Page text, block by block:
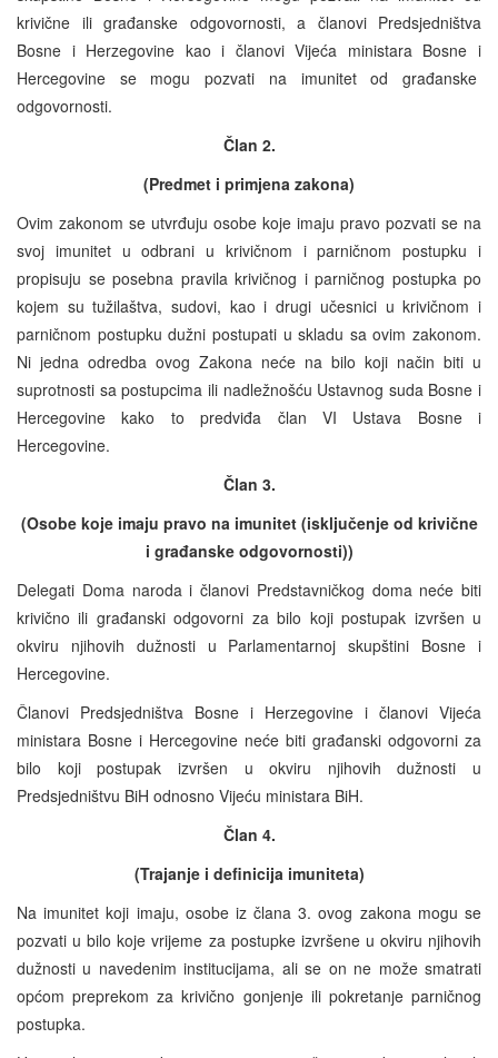
krivične ili građanske odgovornosti, a članovi Predsjedništva
Bosne i Herzegovine kao i članovi Vijeća ministara Bosne i
Hercegovine se mogu pozvati na imunitet od građanske
odgovornosti.
Član 2.
(Predmet i primjena zakona)
Ovim zakonom se utvrđuju osobe koje imaju pravo pozvati se na
svoj imunitet u odbrani u krivičnom i parničnom postupku i
propisuju se posebna pravila krivičnog i parničnog postupka po
kojem su tužilaštva, sudovi, kao i drugi učesnici u krivičnom i
parničnom postupku dužni postupati u skladu sa ovim zakonom.
Ni jedna odredba ovog Zakona neće na bilo koji način biti u
suprotnosti sa postupcima ili nadležnošću Ustavnog suda Bosne i
Hercegovine kako to predviđa član VI Ustava Bosne i
Hercegovine.
Član 3.
(Osobe koje imaju pravo na imunitet (isključenje od krivične
i građanske odgovornosti))
Delegati Doma naroda i članovi Predstavničkog doma neće biti
krivično ili građanski odgovorni za bilo koji postupak izvršen u
okviru njihovih dužnosti u Parlamentarnoj skupštini Bosne i
Hercegovine.
Članovi Predsjedništva Bosne i Herzegovine i članovi Vijeća
ministara Bosne i Hercegovine neće biti građanski odgovorni za
bilo koji postupak izvršen u okviru njihovih dužnosti u
Predsjedništvu BiH odnosno Vijeću ministara BiH.
Član 4.
(Trajanje i definicija imuniteta)
Na imunitet koji imaju, osobe iz člana 3. ovog zakona mogu se
pozvati u bilo koje vrijeme za postupke izvršene u okviru njihovih
dužnosti u navedenim institucijama, ali se on ne može smatrati
općom preprekom za krivično gonjenje ili pokretanje parničnog
postupka.